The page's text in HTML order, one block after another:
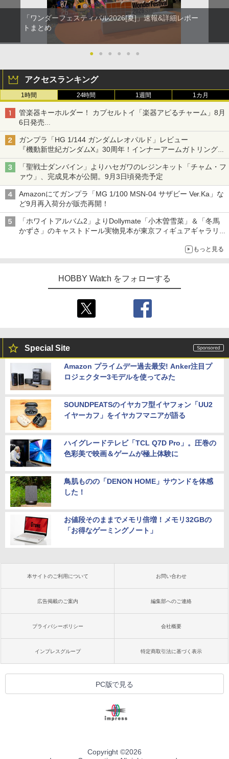
「ワンダーフェスティバル2026[夏]」速報&詳細レポー
トまとめ
● ● ● ● ● ●
アクセスランキング
1時間 24時間 1週間 1カ月
管楽器キーホルダー！ カプセルトイ「楽器アピるチャーム」8月
6日発売
チューバ、テナサクなど5種各3色
ガンプラ「HG 1/144 ガンダムレオパルド」レビュー
『機動新世紀ガンダムX』30周年！インナーアームガトリングの
変形機構まで再現し最新フォーマットでキット化！
「聖戦士ダンバイン」よりハセガワのレジンキット「チャム・フ
ァウ」、完成見本が公開。9月3日頃発売予定
Amazonにてガンプラ「MG 1/100 MSN-04 サザビー Ver.Ka」な
ど9月再入荷分が販売再開！
「ホワイトアルバム2」よりDollymate「小木曽雪菜」＆「冬馬
かずさ」のキャストドール実物見本が東京フィギュアギャラリー
もっと見る
HOBBY Watch をフォローする
Special Site
Amazon プライムデー過去最安! Anker注目プ
ロジェクター3モデルを使ってみた
SOUNDPEATSのイヤカフ型イヤフォン「UU2
イヤーカフ」をイヤカフマニアが語る
ハイグレードテレビ「TCL Q7D Pro」。圧巻の
色彩美で映画＆ゲームが極上体験に
鳥肌ものの「DENON HOME」サウンドを体感
した！
お値段そのままでメモリ倍増！メモリ32GBの
「お得なゲーミングノート」
本サイトのご利用について お問い合わせ
広告掲載のご案内 編集部へのご連絡
プライバシーポリシー 会社概要
インプレスグループ 特定商取引法に基づく表示
PC版で見る
Copyright ©2026